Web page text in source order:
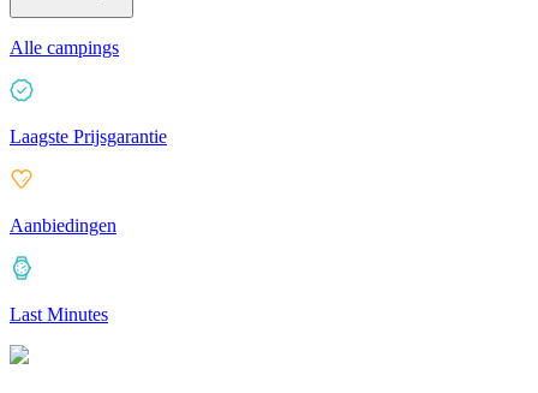
Alle campings
Laagste Prijsgarantie
Aanbiedingen
Last Minutes